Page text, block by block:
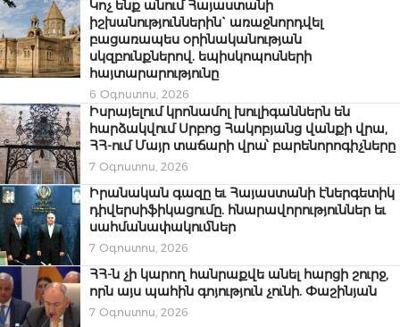
Կոչ ենք անում Հայաստանի
իշխանություններին` առաջնորդվել
բացառապես օրինականության
սկզբունքներով. եպիսկոպոսների
հայտարարությունը
6 Օգոստոս, 2026
Իսրայելում կրոնամոլ խուլիգաններն են
հարձակվում Սրբոց Հակոբյանց վանքի վրա,
ՀՀ-ում Մայր տաճարի վրա՝ բարենորոգիչները
7 Օգոստոս, 2026
Իրանական գազը եւ Հայաստանի էներգետիկ
դիվերսիֆիկացումը. հնարավորություններ եւ
սահմանափակումներ
7 Օգոստոս, 2026
ՀՀ-ն չի կարող հանրաքվե անել հարցի շուրջ,
որն այս պահին գոյություն չունի. Փաշինյան
7 Օգոստոս, 2026